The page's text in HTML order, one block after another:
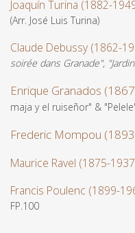
Joaquín Turina (1882-
(Arr. José Luis Turina)
Claude Debussy (1862-
soirée dans Granade",
Enrique Granados
maja y el ruiseñor" &
Frederic Mompou
Maurice Ravel (1875-
Francis Poulenc (1899-
FP.100